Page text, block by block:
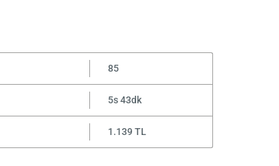
85
5s 43dk
1.139 TL